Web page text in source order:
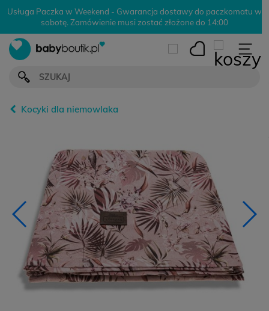
Usługa Paczka w Weekend - Gwarancja dostawy do paczkomatu w
sobotę. Zamówienie musi zostać złożone do 14:00
Kocyki dla niemowlaka